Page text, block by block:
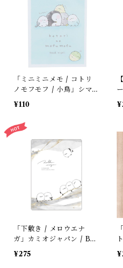
「ミニミニメモ / コトリ
ノモフモフ / 小鳥」シマ
エナガ・ペンギン・セキセ
イ・オカメのメモ帳 / 2柄
80枚＊水色【生産終了・
残り僅か!】
¥110
「下敷き / メロウエナ
ガ」カミオジャパン / B5
サイズ / ニュアンスグレ
ー / 225218
¥275